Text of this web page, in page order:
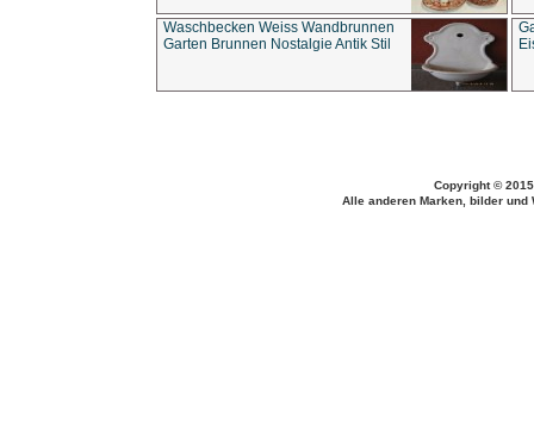
Waschbecken Weiss Wandbrunnen
Garten Brunnen Nostalgie Antik Stil
Copyright ©
Alle anderen Marken, bilder und